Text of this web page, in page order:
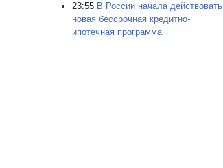
23:55 В России начала действовать
новая бессрочная кредитно-
ипотечная программа